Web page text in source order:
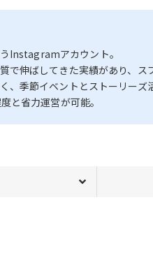
Instagramアカウント。
で伸ばしてきた実績があり、ス
、季節イベントとストーリー
と省力運営が可能。